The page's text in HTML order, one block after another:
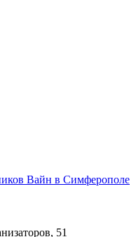
51